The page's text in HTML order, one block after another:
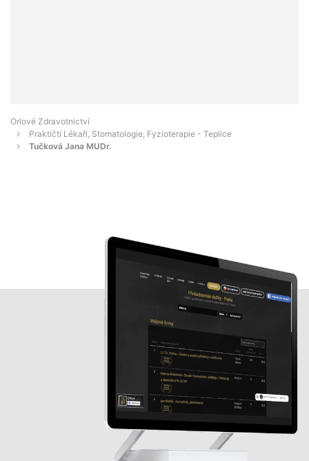
Orlové Zdravotnictví
Praktičtí Lékaři, Stomatologie, Fyzioterapie - Teplice
Tučková Jana MUDr.